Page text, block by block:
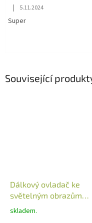
Hodnocení obchodu je 5 z 5
| 5.11.2024
Super
Související
Dálkový ovladač ke
světelným obrazům
nástěnný
skladem.